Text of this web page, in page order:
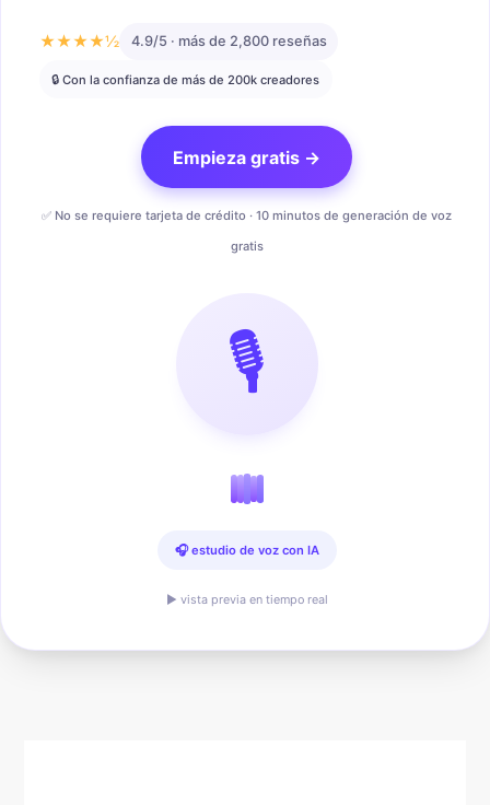
★★★★½ 4.9/5 · más de 2,800 reseñas
🔒 Con la confianza de más de 200k creadores
Empieza gratis →
✅ No se requiere tarjeta de crédito · 10 minutos de generación de voz
gratis
🎙️
🎧 estudio de voz con IA
▶ vista previa en tiempo real